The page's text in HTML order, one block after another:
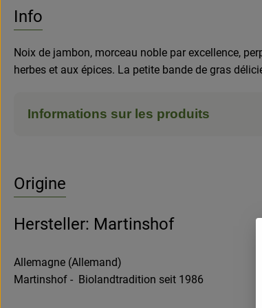
Info
Noix de jambon, morceau noble par excellence,
herbes et aux épices. La petite bande de gras
Informations sur les produits
Origine
Hersteller: Martinshof
Allemagne (Allemand)
Martinshof - Biolandtradition seit 1986